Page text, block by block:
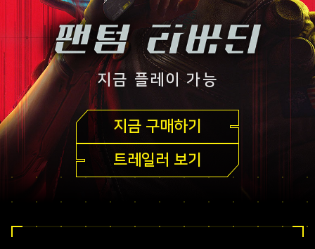
지금 플레이 가능
지금 구매하기
트레일러 보기